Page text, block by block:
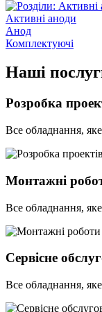
Активні аноди
Анод
Комплектуючі
Наші
Розробка
Все обладнання,
Монтажні
Все обладнання,
Сервісне
Все обладнання,